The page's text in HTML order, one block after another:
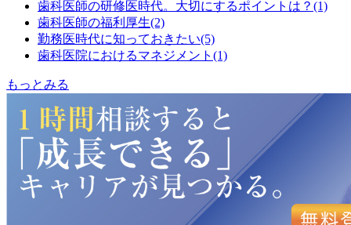
歯科医師の研修医時代。大切にするポイントは？(1)
歯科医師の福利厚生(2)
勤務医時代に知っておきたい(5)
歯科医院におけるマネジメント(1)
もっとみる